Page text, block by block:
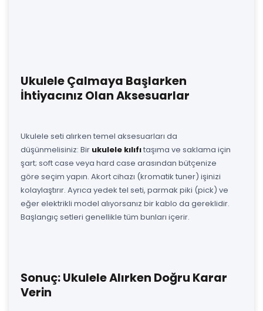
Ukulele Çalmaya Başlarken
İhtiyacınız Olan Aksesuarlar
Ukulele seti alırken temel aksesuarları da
düşünmelisiniz: Bir ukulele kılıfıtaşıma ve saklama için
şart; soft case veya hard case arasından bütçenize
göre seçim yapın. Akort cihazı (kromatik tuner) işinizi
kolaylaştırır. Ayrıca yedek tel seti, parmak piki (pick) ve
eğer elektrikli model alıyorsanız bir kablo da gereklidir.
Başlangıç setleri genellikle tüm bunları içerir.
Sonuç: Ukulele Alırken Doğru Karar
Verin